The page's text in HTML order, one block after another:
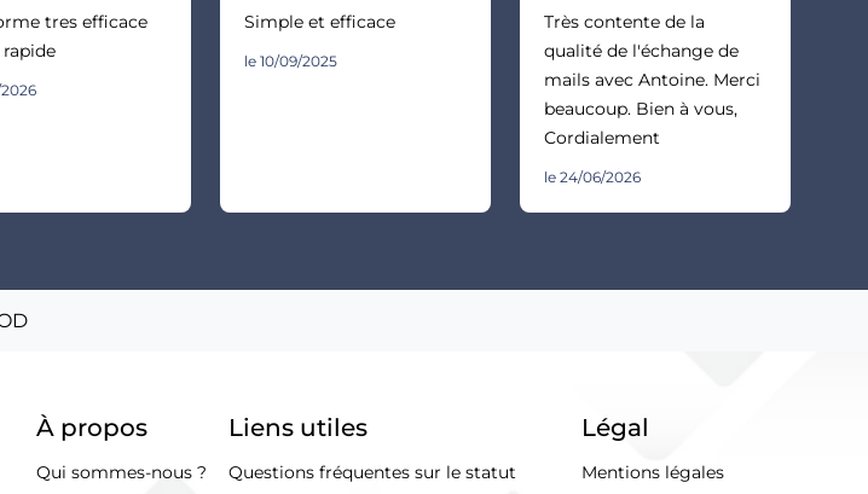
tres efficace
Simple et efficace
le 10/09/2025
Très contente de la
qualité de l'échange de
mails avec Antoine. Merci
beaucoup. Bien à vous,
Cordialement
le 24/06/2026
À propos
Qui sommes-nous ?
Liens utiles
Questions fréquentes sur le statut
Légal
Mentions légales